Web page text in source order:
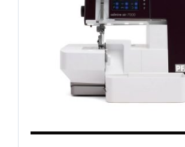
DETAILS